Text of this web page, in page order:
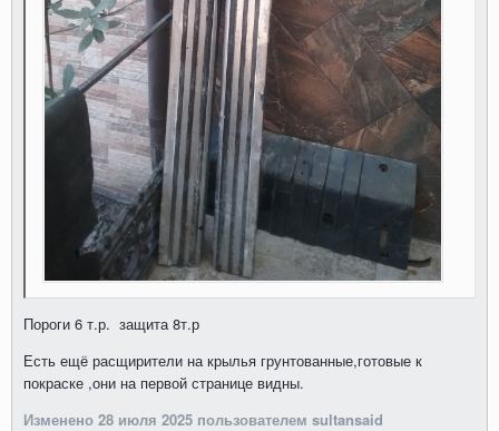
Пороги 6 т.р. защита 8т.р
Есть ещё расщирители на крылья грунтованные,готовые к
покраске ,они на первой странице видны.
Изменено 28 июля 2025 пользователем sultansaid